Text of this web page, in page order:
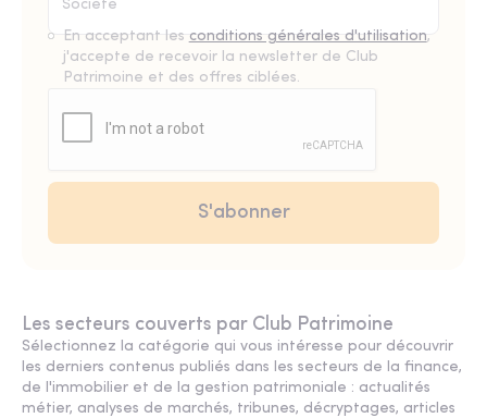
En acceptant les conditions générales d'utilisation,
j'accepte de recevoir la newsletter de Club
Patrimoine et des offres ciblées.
Les secteurs couverts par Club Patrimoine
Sélectionnez la catégorie qui vous intéresse pour découvrir
les derniers contenus publiés dans les secteurs de la finance,
de l'immobilier et de la gestion patrimoniale : actualités
métier, analyses de marchés, tribunes, décryptages, articles